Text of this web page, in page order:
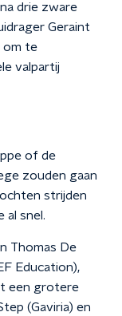
drie zware
Geraint
om te
valpartij
of de
zouden gaan
strijden
al snel.
Thomas De
Education),
een grotere
(Gaviria) en